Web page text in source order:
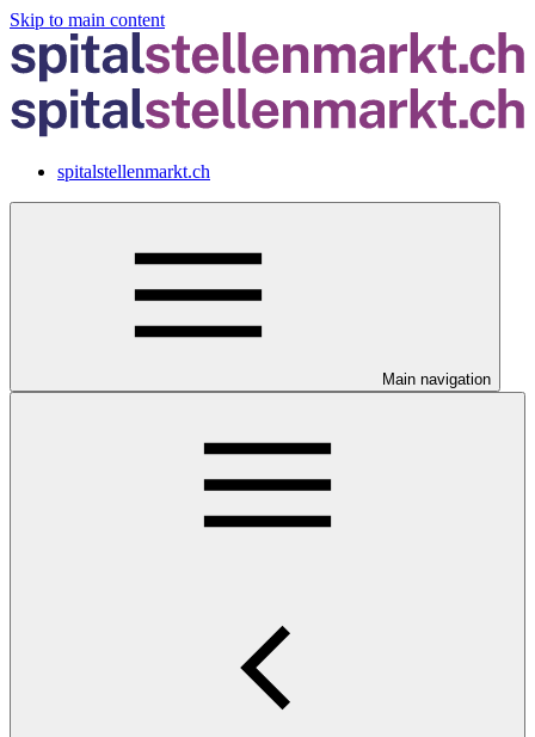
Skip to main content
spitalstellenmarkt.ch
Main navigation